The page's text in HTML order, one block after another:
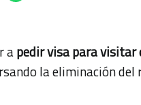
apedir visa para visitar
la eliminación